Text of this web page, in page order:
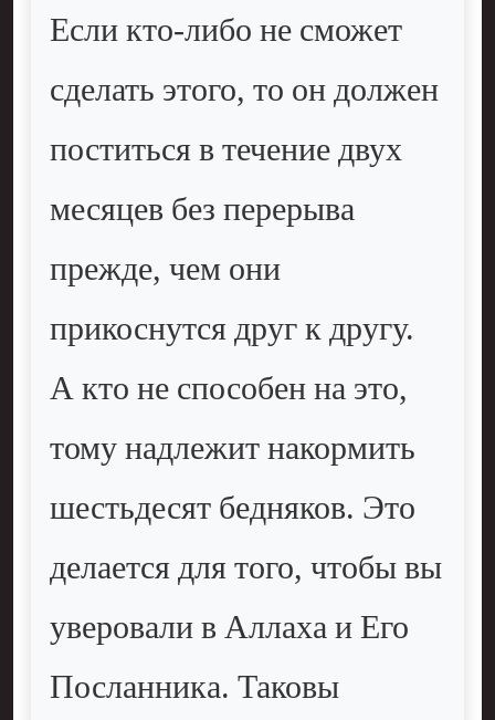
Если кто-либо не сможет
сделать этого, то он должен
поститься в течение двух
месяцев без перерыва
прежде, чем они
прикоснутся друг к другу.
А кто не способен на это,
тому надлежит накормить
шестьдесят бедняков. Это
делается для того, чтобы вы
уверовали в Аллаха и Его
Посланника. Таковы